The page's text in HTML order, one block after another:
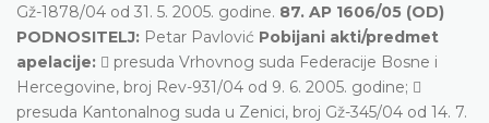
Gž-1878/04 od 31. 5. 2005. godine. 87. AP 1606/05 (OD)
PODNOSITELJ: Petar Pavlović Pobijani akti/predmet
apelacije:  presuda Vrhovnog suda Federacije Bosne i
Hercegovine, broj Rev-931/04 od 9. 6. 2005. godine; 
presuda Kantonalnog suda u Zenici, broj Gž-345/04 od 14. 7.